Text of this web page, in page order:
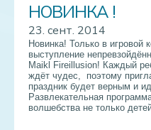
Игровая
Правила
Цены
НОВИНКА !
23. сент. 2014
Новинка! Только в игровой
выступление
Maikl Fireillusion! Каждый
ждёт чудес, поэтому
праздник будет верным и
Развлекательная
волшебства не только